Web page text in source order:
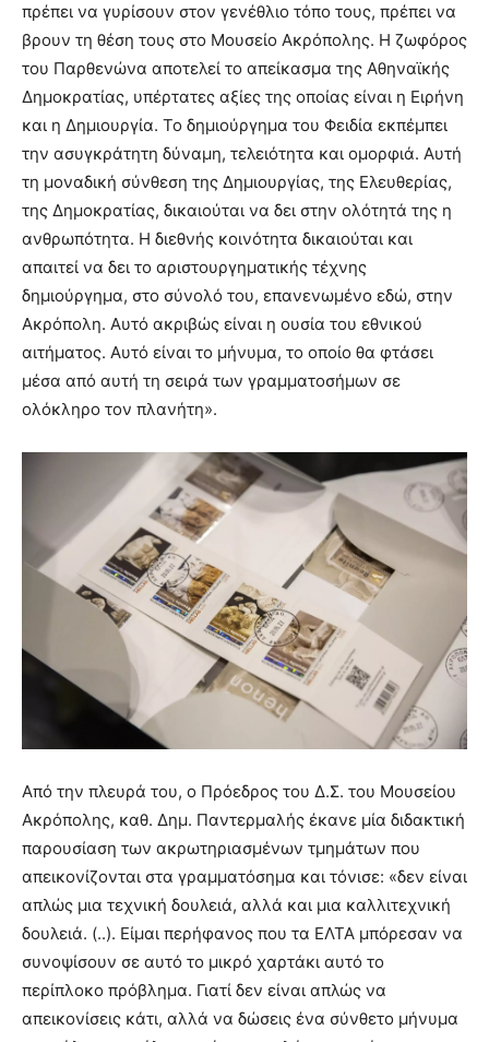
πρέπει να γυρίσουν στον γενέθλιο τόπο τους, πρέπει να
βρουν τη θέση τους στο Μουσείο Ακρόπολης. Η ζωφόρος
του Παρθενώνα αποτελεί το απείκασμα της Αθηναϊκής
Δημοκρατίας, υπέρτατες αξίες της οποίας είναι η Ειρήνη
και η Δημιουργία. Το δημιούργημα του Φειδία εκπέμπει
την ασυγκράτητη δύναμη, τελειότητα και ομορφιά. Αυτή
τη μοναδική σύνθεση της Δημιουργίας, της Ελευθερίας,
της Δημοκρατίας, δικαιούται να δει στην ολότητά της η
ανθρωπότητα. Η διεθνής κοινότητα δικαιούται και
απαιτεί να δει το αριστουργηματικής τέχνης
δημιούργημα, στο σύνολό του, επανενωμένο εδώ, στην
Ακρόπολη. Αυτό ακριβώς είναι η ουσία του εθνικού
αιτήματος. Αυτό είναι το μήνυμα, το οποίο θα φτάσει
μέσα από αυτή τη σειρά των γραμματοσήμων σε
ολόκληρο τον πλανήτη».
Από την πλευρά του, ο Πρόεδρος του Δ.Σ. του Μουσείου
Ακρόπολης, καθ. Δημ. Παντερμαλής έκανε μία διδακτική
παρουσίαση των ακρωτηριασμένων τμημάτων που
απεικονίζονται στα γραμματόσημα και τόνισε: «δεν είναι
απλώς μια τεχνική δουλειά, αλλά και μια καλλιτεχνική
δουλειά. (..). Είμαι περήφανος που τα ΕΛΤΑ μπόρεσαν να
συνοψίσουν σε αυτό το μικρό χαρτάκι αυτό το
περίπλοκο πρόβλημα. Γιατί δεν είναι απλώς να
απεικονίσεις κάτι, αλλά να δώσεις ένα σύνθετο μήνυμα